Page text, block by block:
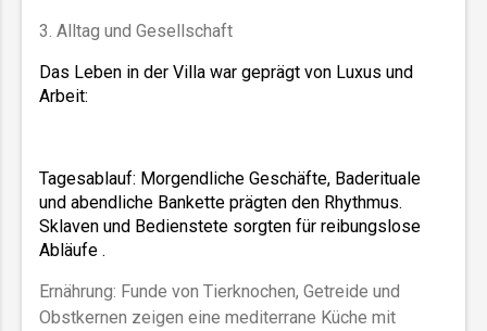
3. Alltag und Gesellschaft
Das Leben in der Villa war geprägt von Luxus und
Arbeit:
Tagesablauf: Morgendliche Geschäfte, Baderituale
und abendliche Bankette prägten den Rhythmus.
Sklaven und Bedienstete sorgten für reibungslose
Abläufe .
Ernährung: Funde von Tierknochen, Getreide und
Obstkernen zeigen eine mediterrane Küche mit